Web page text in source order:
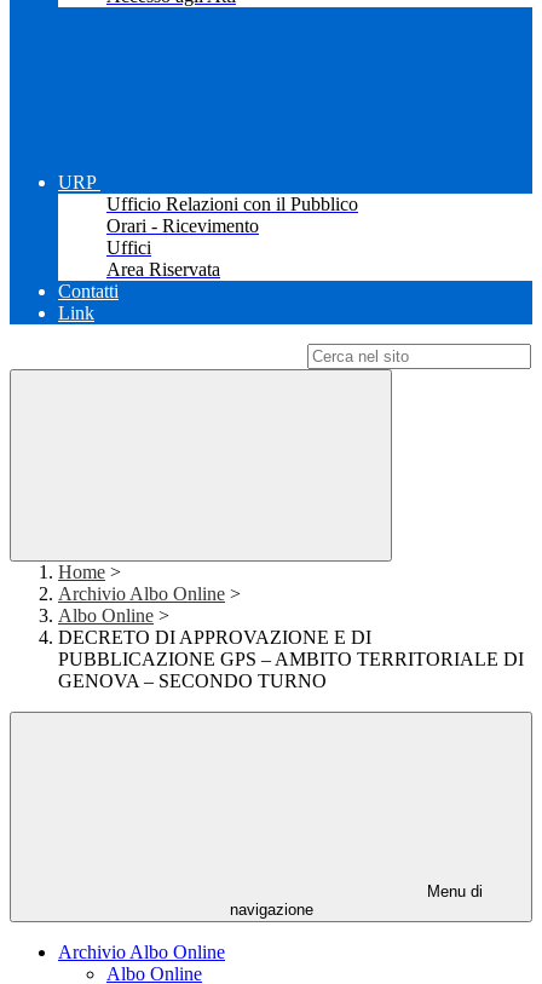
URP
Ufficio Relazioni con il Pubblico
Orari - Ricevimento
Uffici
Area Riservata
Contatti
Link
Home >
Archivio Albo Online >
Albo Online >
DECRETO DI APPROVAZIONE E DI
PUBBLICAZIONE GPS – AMBITO TERRITORIALE DI
GENOVA – SECONDO TURNO
Menu di
navigazione
Archivio Albo Online
Albo Online